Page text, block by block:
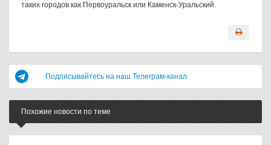
таких городов как Первоуральск или Каменск-Уральский.
Подписывайтесь на наш Телеграм-канал
Похожие новости по теме